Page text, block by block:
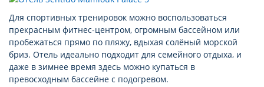
Для спортивных тренировок можно воспользоваться
прекрасным фитнес-центром, огромным бассейном или
пробежаться прямо по пляжу, вдыхая солёный морской
бриз. Отель идеально подходит для семейного отдыха, и
даже в зимнее время здесь можно купаться в
превосходным бассейне с подогревом.